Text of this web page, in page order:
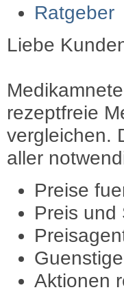
Ratgeber
Liebe
rezeptfreie
vergleichen.
aller
Preise
Preis und
Aktionen